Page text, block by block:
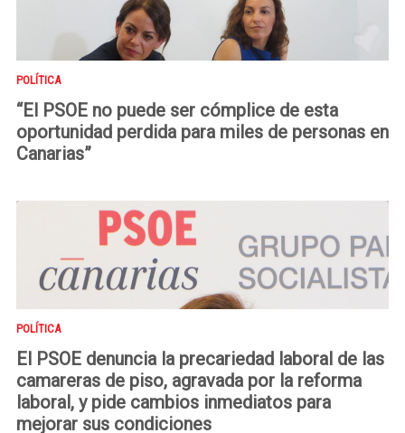
POLÍTICA
“El PSOE no puede ser cómplice de esta
oportunidad perdida para miles de personas en
Canarias”
POLÍTICA
El PSOE denuncia la precariedad laboral de las
camareras de piso, agravada por la reforma
laboral, y pide cambios inmediatos para
mejorar sus condiciones